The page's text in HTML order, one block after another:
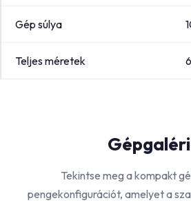
Gép súlya
Teljes méretek
Tekintse meg a kompakt
pengekonfigurációt, amelyet a